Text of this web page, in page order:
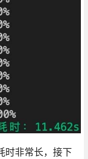
时非常长，接下